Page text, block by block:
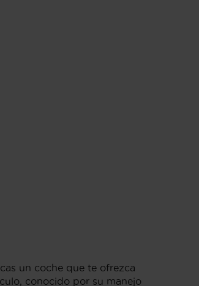
un coche que te ofrezca
conocido por su manejo